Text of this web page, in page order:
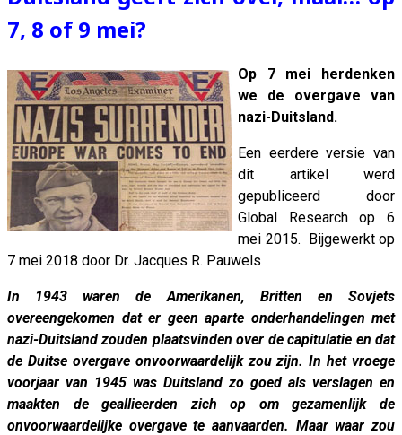
7, 8 of 9 mei?
Op 7 mei herdenken
we de overgave van
nazi-Duitsland.
Een eerdere versie van
dit artikel werd
gepubliceerd door
Global Research op 6
mei 2015. Bijgewerkt op
7 mei 2018 door Dr. Jacques R. Pauwels
In 1943 waren de Amerikanen, Britten en Sovjets
overeengekomen dat er geen aparte onderhandelingen met
nazi-Duitsland zouden plaatsvinden over de capitulatie en dat
de Duitse overgave onvoorwaardelijk zou zijn. In het vroege
voorjaar van 1945 was Duitsland zo goed als verslagen en
maakten de geallieerden zich op om gezamenlijk de
onvoorwaardelijke overgave te aanvaarden. Maar waar zou